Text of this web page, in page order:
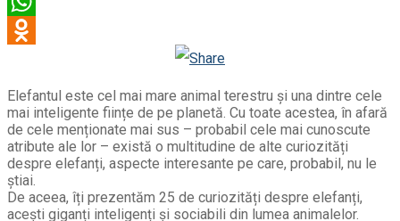
Odnoklassniki
Elefantul este cel mai mare animal terestru și una dintre cele
mai inteligente ființe de pe planetă. Cu toate acestea, în afară
de cele menționate mai sus – probabil cele mai cunoscute
atribute ale lor – există o multitudine de alte curiozități
despre elefanți, aspecte interesante pe care, probabil, nu le
știai.
De aceea, îți prezentăm 25 de curiozități despre elefanți,
acești giganți inteligenți și sociabili din lumea animalelor.